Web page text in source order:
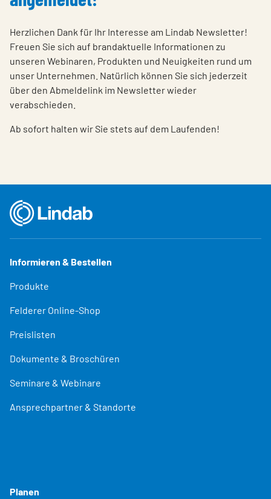
Herzlichen Dank für Ihr Interesse am Lindab Newsletter!
Freuen Sie sich auf brandaktuelle Informationen zu
unseren Webinaren, Produkten und Neuigkeiten rund um
unser Unternehmen. Natürlich können Sie sich jederzeit
über den Abmeldelink im Newsletter wieder
verabschieden.
Ab sofort halten wir Sie stets auf dem Laufenden!
Informieren & Bestellen
Produkte
Felderer Online-Shop
Preislisten
Dokumente & Broschüren
Seminare & Webinare
Ansprechpartner & Standorte
Planen